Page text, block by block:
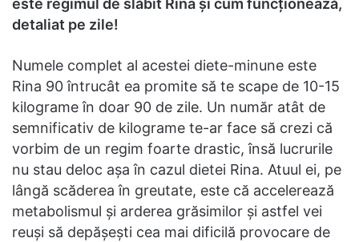
este regimul de slăbit Rina și cum funcționează,
detaliat pe zile!
Numele complet al acestei diete-minune este
Rina 90 întrucât ea promite să te scape de 10-15
kilograme în doar 90 de zile. Un număr atât de
semnificativ de kilograme te-ar face să crezi că
vorbim de un regim foarte drastic, însă lucrurile
nu stau deloc așa în cazul dietei Rina. Atuul ei, pe
lângă scăderea în greutate, este că accelerează
metabolismul și arderea grăsimilor și astfel vei
reuși să depășești cea mai dificilă provocare de